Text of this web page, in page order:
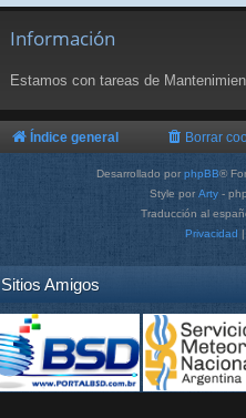
Información
Estamos con tareas de
Índice general Borrar
Desarrollado por phpBB®
Style por Arty -
Traducción al
Privacidad |
Sitios Amigos